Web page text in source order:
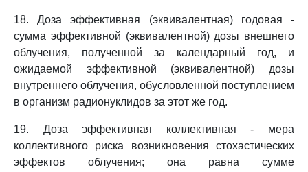
18. Доза эффективная (эквивалентная) годовая -
сумма эффективной (эквивалентной) дозы внешнего
облучения, полученной за календарный год, и
ожидаемой эффективной (эквивалентной) дозы
внутреннего облучения, обусловленной поступлением
в организм радионуклидов за этот же год.
19. Доза эффективная коллективная - мера
коллективного риска возникновения стохастических
эффектов облучения; она равна сумме